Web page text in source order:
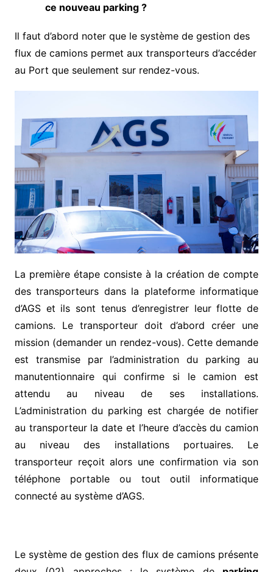
ce nouveau parking ?
Il faut d’abord noter que le système de gestion des
flux de camions permet aux transporteurs d’accéder
au Port que seulement sur rendez-vous.
La première étape consiste à la création de compte
des transporteurs dans la plateforme informatique
d’AGS et ils sont tenus d’enregistrer leur flotte de
camions. Le transporteur doit d’abord créer une
mission (demander un rendez-vous). Cette demande
est transmise par l’administration du parking au
manutentionnaire qui confirme si le camion est
attendu au niveau de ses installations.
L’administration du parking est chargée de notifier
au transporteur la date et l’heure d’accès du camion
au niveau des installations portuaires. Le
transporteur reçoit alors une confirmation via son
téléphone portable ou tout outil informatique
connecté au système d’AGS.
Le système de gestion des flux de camions présente